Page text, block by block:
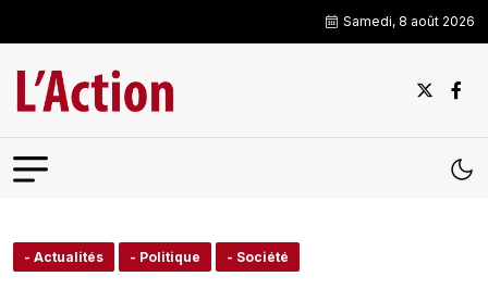
Samedi, 8 août 2026
- Actualités - Politique - Société